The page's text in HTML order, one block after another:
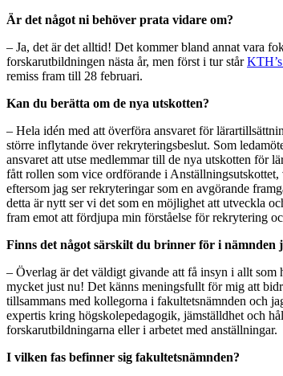
Är det något ni behöver prata vidare om?
– Ja, det är det alltid! Det kommer bland annat vara
forskarutbildningen nästa år, men först i tur står
remiss fram till 28 februari.
Kan du berätta om de nya utskotten?
– Hela idén med att överföra ansvaret för
större inflytande över rekryteringsbeslut. Som
ansvaret att utse medlemmar till de nya utskotten för
fått rollen som vice ordförande i
eftersom jag ser rekryteringar som en avgörande
detta är nytt ser vi det som en möjlighet att utveckla
fram emot att fördjupa min förståelse för rekrytering
Finns det något särskilt du brinner för i nämnden
– Överlag är det väldigt givande att få insyn i allt
mycket just nu! Det känns meningsfullt för mig att
tillsammans med kollegorna i fakultetsnämnden och
expertis kring högskolepedagogik, jämställdhet och
forskarutbildningarna eller i arbetet med anställningar.
I vilken fas befinner sig fakultetsnämnden?